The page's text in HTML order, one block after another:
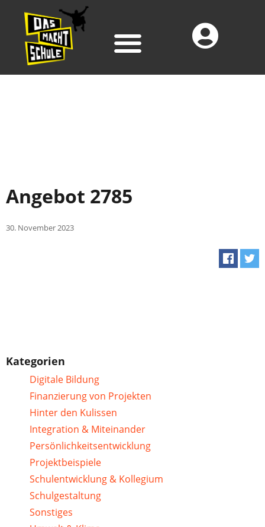
Angebot 2785
30. November 2023
Kategorien
Digitale Bildung
Finanzierung von Projekten
Hinter den Kulissen
Integration & Miteinander
Persönlichkeitsentwicklung
Projektbeispiele
Schulentwicklung & Kollegium
Schulgestaltung
Sonstiges